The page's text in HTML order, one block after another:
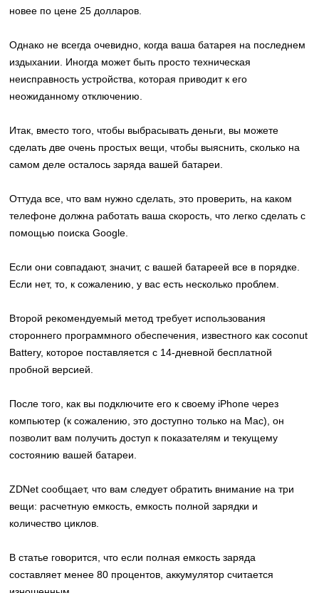
новее по цене 25 долларов.
Однако не всегда очевидно, когда ваша батарея на последнем
издыхании. Иногда может быть просто техническая
неисправность устройства, которая приводит к его
неожиданному отключению.
Итак, вместо того, чтобы выбрасывать деньги, вы можете
сделать две очень простых вещи, чтобы выяснить, сколько на
самом деле осталось заряда вашей батареи.
Оттуда все, что вам нужно сделать, это проверить, на каком
телефоне должна работать ваша скорость, что легко сделать с
помощью поиска Google.
Если они совпадают, значит, с вашей батареей все в порядке.
Если нет, то, к сожалению, у вас есть несколько проблем.
Второй рекомендуемый метод требует использования
стороннего программного обеспечения, известного как coconut
Battery, которое поставляется с 14-дневной бесплатной
пробной версией.
После того, как вы подключите его к своему iPhone через
компьютер (к сожалению, это доступно только на Mac), он
позволит вам получить доступ к показателям и текущему
состоянию вашей батареи.
ZDNet сообщает, что вам следует обратить внимание на три
вещи: расчетную емкость, емкость полной зарядки и
количество циклов.
В статье говорится, что если полная емкость заряда
составляет менее 80 процентов, аккумулятор считается